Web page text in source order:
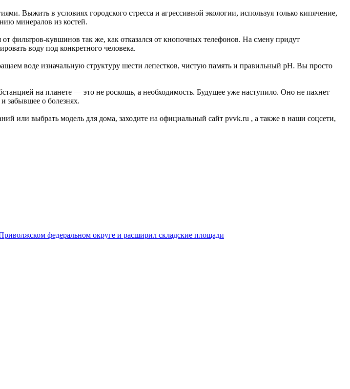
Выжить в условиях городского стресса и агрессивной экологии, используя только кипячение,
минералов из костей.
фильтров-кувшинов так же, как отказался от кнопочных телефонов. На смену придут
воду под конкретного человека.
воде изначальную структуру шести лепестков, чистую память и правильный pH. Вы просто
на планете — это не роскошь, а необходимость. Будущее уже наступило. Оно не пахнет
забывшее о болезнях.
или выбрать модель для дома, заходите на официальный сайт pvvk.ru , а также в наши соцсети,
федеральном округе и расширил складские площади